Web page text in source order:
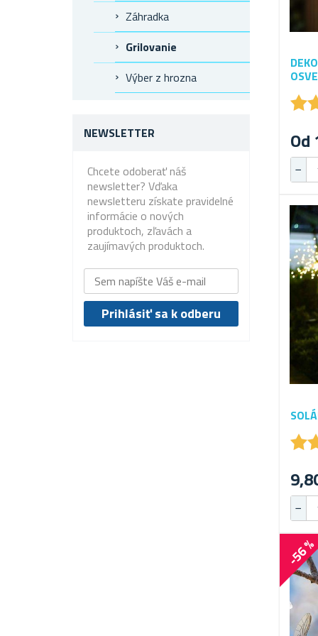
Záhradka
Grilovanie
Výber z hrozna
NEWSLETTER
Chcete odoberať náš
newsletter? Vďaka
newsletteru získate pravidelné
informácie o nových
produktoch, zľavách a
zaujímavých produktoch.
★
★
Od
★
★
-56 %